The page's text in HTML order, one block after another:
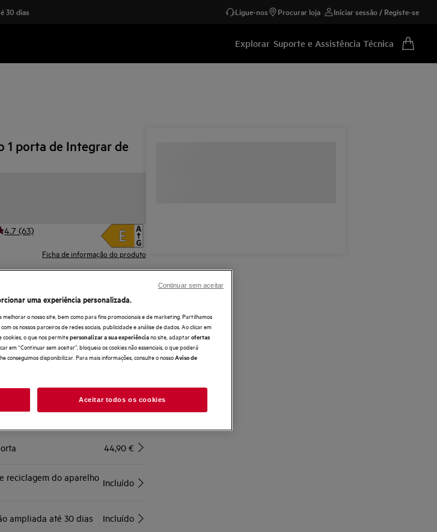
30 dias Ligue-nos Procurar loja Iniciar sessão / Registe-se
Explorar Suporte e Assistência Técnica
1 porta de Integrar de
4.7 (63)
Ficha de informação do produto
garante que a temperatura estável e
prateleira
do frigorífico feito com 70% de
à AEG e obtenha*
instalação 176,90 €
44,90 €
reciclagem do aparelho Incluído
ampliada até 30 dias Incluído
uma experiência personalizada.
o nosso site, bem como para fins promocionais e de marketing. Partilhamos
os nossos parceiros de redes sociais, publicidade e análise de dados. Ao clicar em
cookies, o que nos permitepersonalizar a sua experiênciano site, adaptarofertas
em “Continuar sem aceitar”, bloqueia os cookies não essenciais, o que poderá
conseguimos disponibilizar. Para mais informações, consulte o nossoAviso de
Aceitar todos os cookies
Continuar sem aceitar